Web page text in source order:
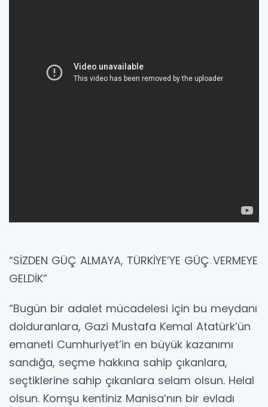
“SİZDEN GÜÇ ALMAYA, TÜRKİYE’YE GÜÇ VERMEYE
GELDİK”
“Bugün bir adalet mücadelesi için bu meydanı
dolduranlara, Gazi Mustafa Kemal Atatürk’ün
emaneti Cumhuriyet’in en büyük kazanımı
sandığa, seçme hakkına sahip çıkanlara,
seçtiklerine sahip çıkanlara selam olsun. Helal
olsun. Komşu kentiniz Manisa’nın bir evladı